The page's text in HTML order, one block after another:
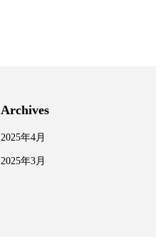
Archives
2025年4月
2025年3月